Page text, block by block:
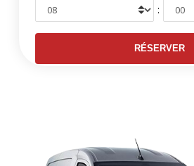
: